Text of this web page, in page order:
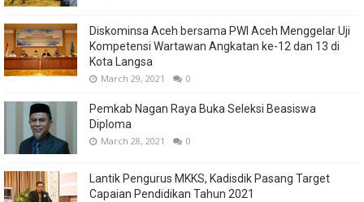
Diskominsa Aceh bersama PWI Aceh Menggelar Uji
Kompetensi Wartawan Angkatan ke-12 dan 13 di
Kota Langsa
March 29, 2021 0
Pemkab Nagan Raya Buka Seleksi Beasiswa
Diploma
March 28, 2021 0
Lantik Pengurus MKKS, Kadisdik Pasang Target
Capaian Pendidikan Tahun 2021